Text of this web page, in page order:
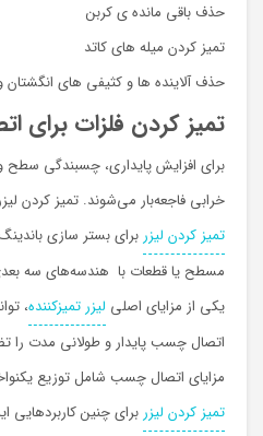
حذف باقی مانده ي کربن
تمیز کردن میله های کاتد
حذف آلاینده ها و کثیفی هاي
تمیز کردن فلزات برای
برای افزایش پایداری، چسبندگی سطح
خرابی فاجعه‌بار می‌شوند. تمیز کردن
تمیز کردن لیزر برای بستر سازی
مسطح یا قطعات با هندسه‌های سه
یکی از مزایای اصلی لیزر تمیزکننده،
اتصال چسب پایدار و طولانی مدت را
مزایای اتصال چسب شامل توزیع
تمیز کردن لیزر برای چنین